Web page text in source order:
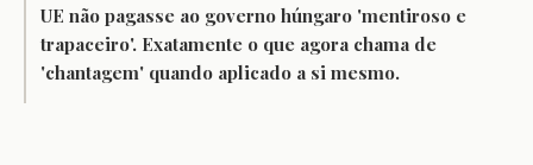
UE não pagasse ao governo húngaro 'mentiroso e
trapaceiro'. Exatamente o que agora chama de
'chantagem' quando aplicado a si mesmo.